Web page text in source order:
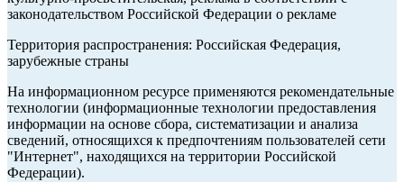
законодательством Российской Федерации о рекламе
Территория распространения: Российская Федерация,
зарубежные страны
На информационном ресурсе применяются рекомендательные
технологии (информационные технологии предоставления
информации на основе сбора, систематизации и анализа
сведений, относящихся к предпочтениям пользователей сети
"Интернет", находящихся на территории Российской
Федерации).